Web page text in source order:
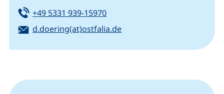
Tel:
+49 5331 939-15970(startet einen Telefonanruf,
E-Mail:
d.doering(at)ostfalia.de(öffnet Ihr E-Mail-